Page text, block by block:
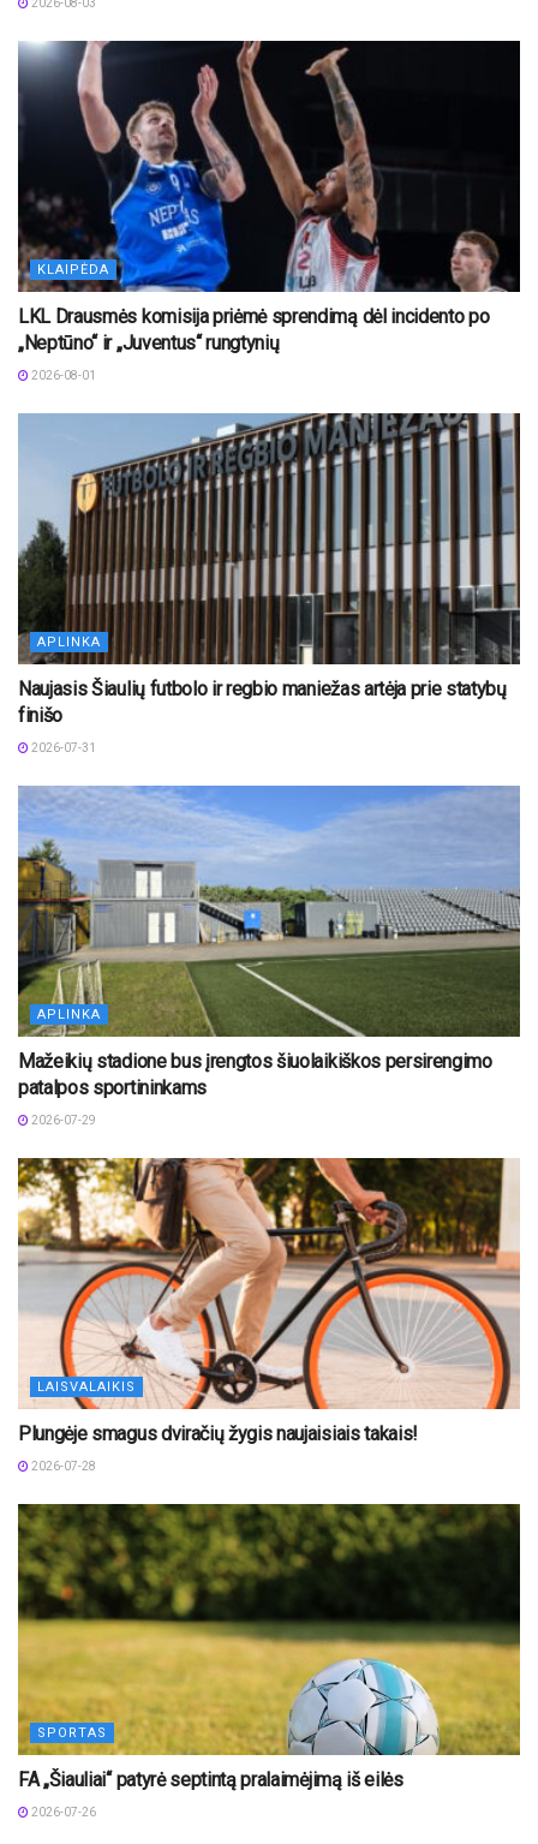
2026-08-03
KLAIPĖDA
LKL Drausmės komisija priėmė sprendimą dėl incidento po
„Neptūno“ ir „Juventus“ rungtynių
2026-08-01
APLINKA
Naujasis Šiaulių futbolo ir regbio maniežas artėja prie statybų
finišo
2026-07-31
APLINKA
Mažeikių stadione bus įrengtos šiuolaikiškos persirengimo
patalpos sportininkams
2026-07-29
LAISVALAIKIS
Plungėje smagus dviračių žygis naujaisiais takais!
2026-07-28
SPORTAS
FA „Šiauliai“ patyrė septintą pralaimėjimą iš eilės
2026-07-26